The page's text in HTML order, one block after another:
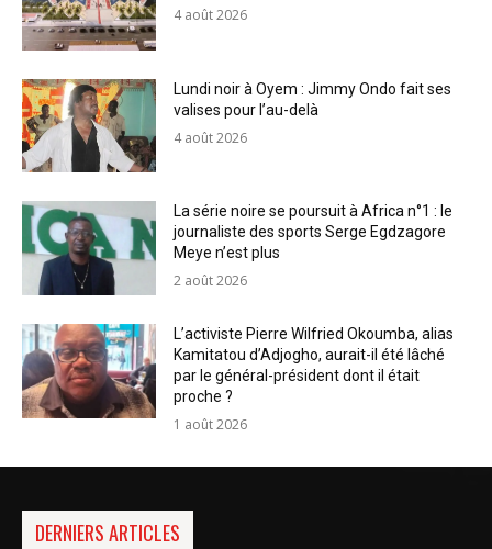
4 août 2026
Lundi noir à Oyem : Jimmy Ondo fait ses
valises pour l’au-delà
4 août 2026
La série noire se poursuit à Africa n°1 : le
journaliste des sports Serge Egdzagore
Meye n’est plus
2 août 2026
L’activiste Pierre Wilfried Okoumba, alias
Kamitatou d’Adjogho, aurait-il été lâché
par le général-président dont il était
proche ?
1 août 2026
DERNIERS ARTICLES